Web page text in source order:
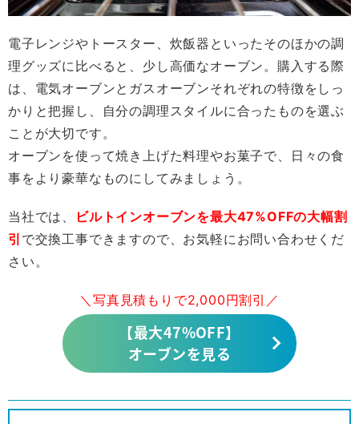
電子レンジやトースター、炊飯器といったそのほかの調
理グッズに比べると、少し高価なオーブン。購入する際
は、電気オーブンとガスオーブンそれぞれの特徴をしっ
かりと把握し、自分の調理スタイルに合ったものを選ぶ
ことが大切です。
オーブンを使って焼き上げた料理やお菓子で、日々の食
事をより豪華なものにしてみましょう。
当社では、
ビルトインオーブンを最大47%OFFの大幅割
引 で交換工事できますので、お気軽にお問い合わせくだ
さい。
＼写真見積もりで2,000円割引／
【最大47%OFF】
オーブンを見る